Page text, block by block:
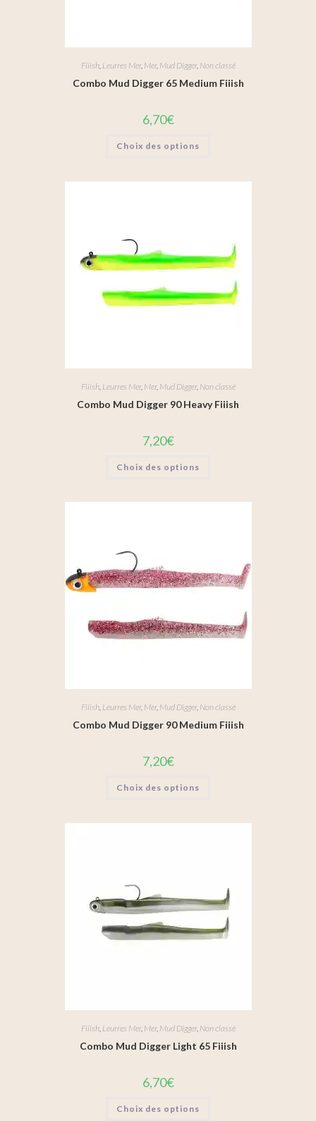
Fiiish, Leurres Mer, Mer, Mud Digger, Non classé
Combo Mud Digger 65 Medium Fiiish
6,70€
Choix des options
Fiiish, Leurres Mer, Mer, Mud Digger, Non classé
Combo Mud Digger 90 Heavy Fiiish
7,20€
Choix des options
Fiiish, Leurres Mer, Mer, Mud Digger, Non classé
Combo Mud Digger 90 Medium Fiiish
7,20€
Choix des options
Fiiish, Leurres Mer, Mer, Mud Digger, Non classé
Combo Mud Digger Light 65 Fiiish
6,70€
Choix des options